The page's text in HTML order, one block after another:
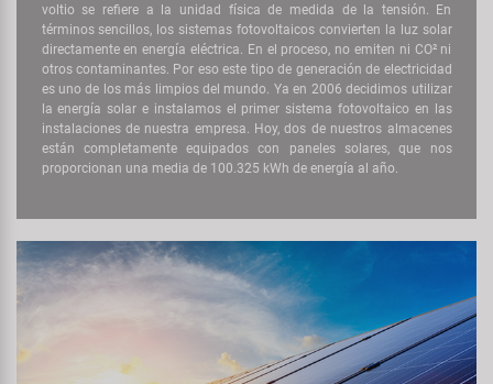
voltio se refiere a la unidad física de medida de la tensión. En
términos sencillos, los sistemas fotovoltaicos convierten la luz solar
directamente en energía eléctrica. En el proceso, no emiten ni CO² ni
otros contaminantes. Por eso este tipo de generación de electricidad
es uno de los más limpios del mundo. Ya en 2006 decidimos utilizar
la energía solar e instalamos el primer sistema fotovoltaico en las
instalaciones de nuestra empresa. Hoy, dos de nuestros almacenes
están completamente equipados con paneles solares, que nos
proporcionan una media de 100.325 kWh de energía al año.